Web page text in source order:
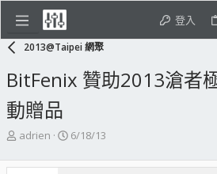
登入
2013@Taipei 網聚
BitFenix 贊助2013滄者
動贈品
主
發
adrien
開
日
6/18/13